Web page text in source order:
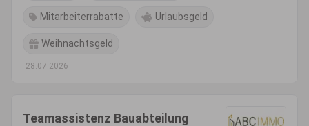
Mitarbeiterrabatte Urlaubsgeld
Weihnachtsgeld
28.07.2026
Teamassistenz Bauabteilung